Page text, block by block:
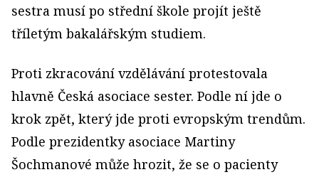
sestra musí po střední škole projít ještě
tříletým bakalářským studiem.
Proti zkracování vzdělávání protestovala
hlavně Česká asociace sester. Podle ní jde o
krok zpět, který jde proti evropským trendům.
Podle prezidentky asociace Martiny
Šochmanové může hrozit, že se o pacienty